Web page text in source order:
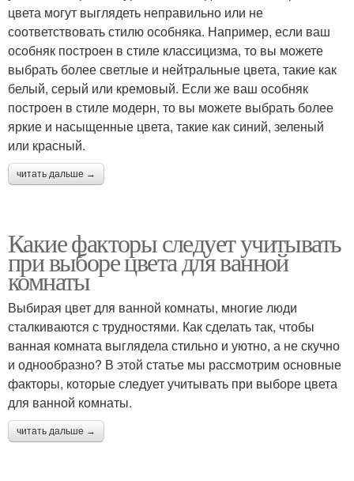
цвета могут выглядеть неправильно или не
соответствовать стилю особняка. Например, если ваш
особняк построен в стиле классицизма, то вы можете
выбрать более светлые и нейтральные цвета, такие как
белый, серый или кремовый. Если же ваш особняк
построен в стиле модерн, то вы можете выбрать более
яркие и насыщенные цвета, такие как синий, зеленый
или красный.
читать дальше →
Какие факторы следует учитывать
при выборе цвета для ванной
комнаты
Выбирая цвет для ванной комнаты, многие люди
сталкиваются с трудностями. Как сделать так, чтобы
ванная комната выглядела стильно и уютно, а не скучно
и однообразно? В этой статье мы рассмотрим основные
факторы, которые следует учитывать при выборе цвета
для ванной комнаты.
читать дальше →